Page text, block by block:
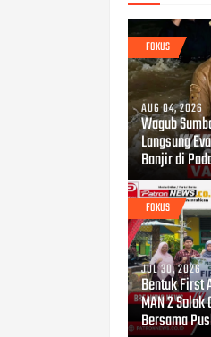
FOKUS
AUG 04, 2026
Wagub
Langsung
Banjir di
FOKUS
JUL 30, 2026
Bentuk First
MAN 2
Bersama